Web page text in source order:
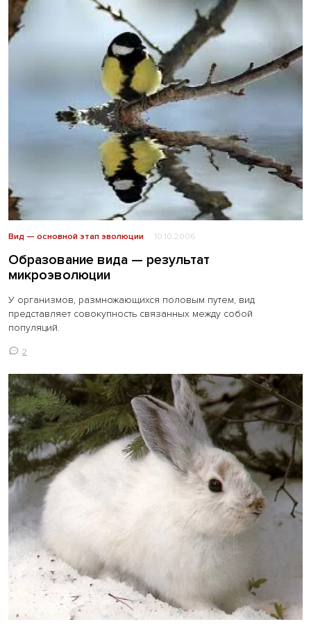
Вид — основной этап эволюции 10.10.2006
Образование вида — результат
микроэволюции
У организмов, размножающихся половым путем, вид
представляет совокупность связанных между собой
популяций.
2